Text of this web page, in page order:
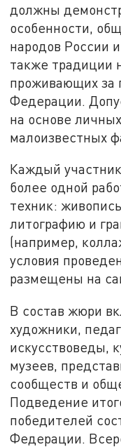
должны
особенности,
народов России
также традиции
проживающих за
Федерации.
на основе
малоизвестных
Каждый
более одной
техник:
литографию и
(например,
условия
размещены на
В состав жюри
художники,
искусствоведы,
музеев,
сообществ и
Подведение
победителей
Федерации.